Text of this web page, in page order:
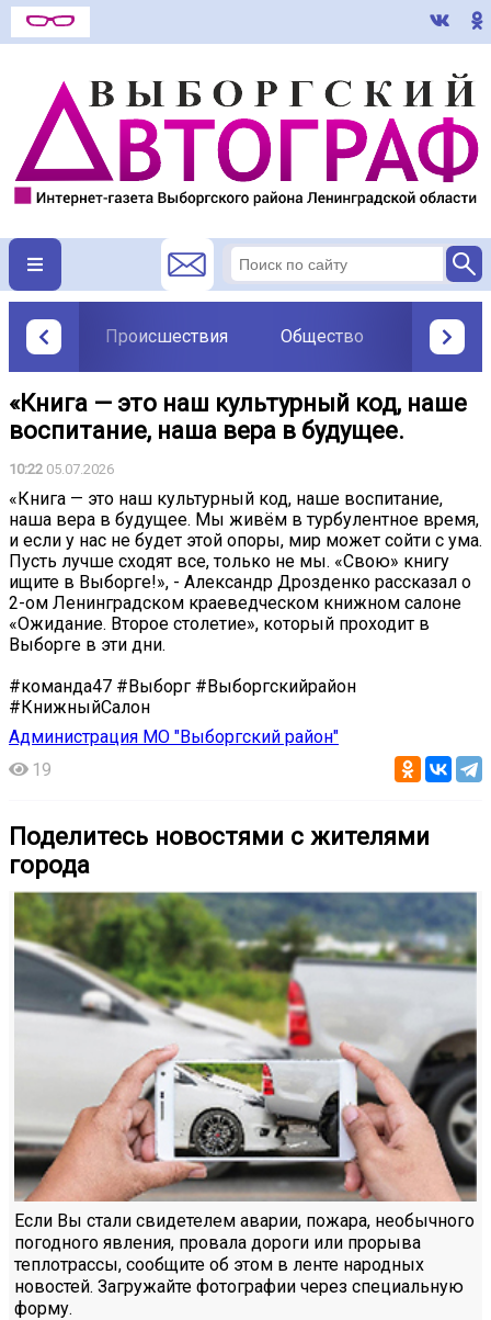
Происшествия Общество
«Книга — это наш культурный код, наше
воспитание, наша вера в будущее.
10:22 05.07.2026
«Книга — это наш культурный код, наше воспитание,
наша вера в будущее. Мы живём в турбулентное время,
и если у нас не будет этой опоры, мир может сойти с ума.
Пусть лучше сходят все, только не мы. «Свою» книгу
ищите в Выборге!», - Александр Дрозденко рассказал о
2-ом Ленинградском краеведческом книжном салоне
«Ожидание. Второе столетие», который проходит в
Выборге в эти дни.
#команда47 #Выборг #Выборгскийрайон
#КнижныйСалон
Администрация МО "Выборгский район"
19
Поделитесь новостями с жителями
города
Если Вы стали свидетелем аварии, пожара, необычного
погодного явления, провала дороги или прорыва
теплотрассы, сообщите об этом в ленте народных
новостей. Загружайте фотографии через специальную
форму.